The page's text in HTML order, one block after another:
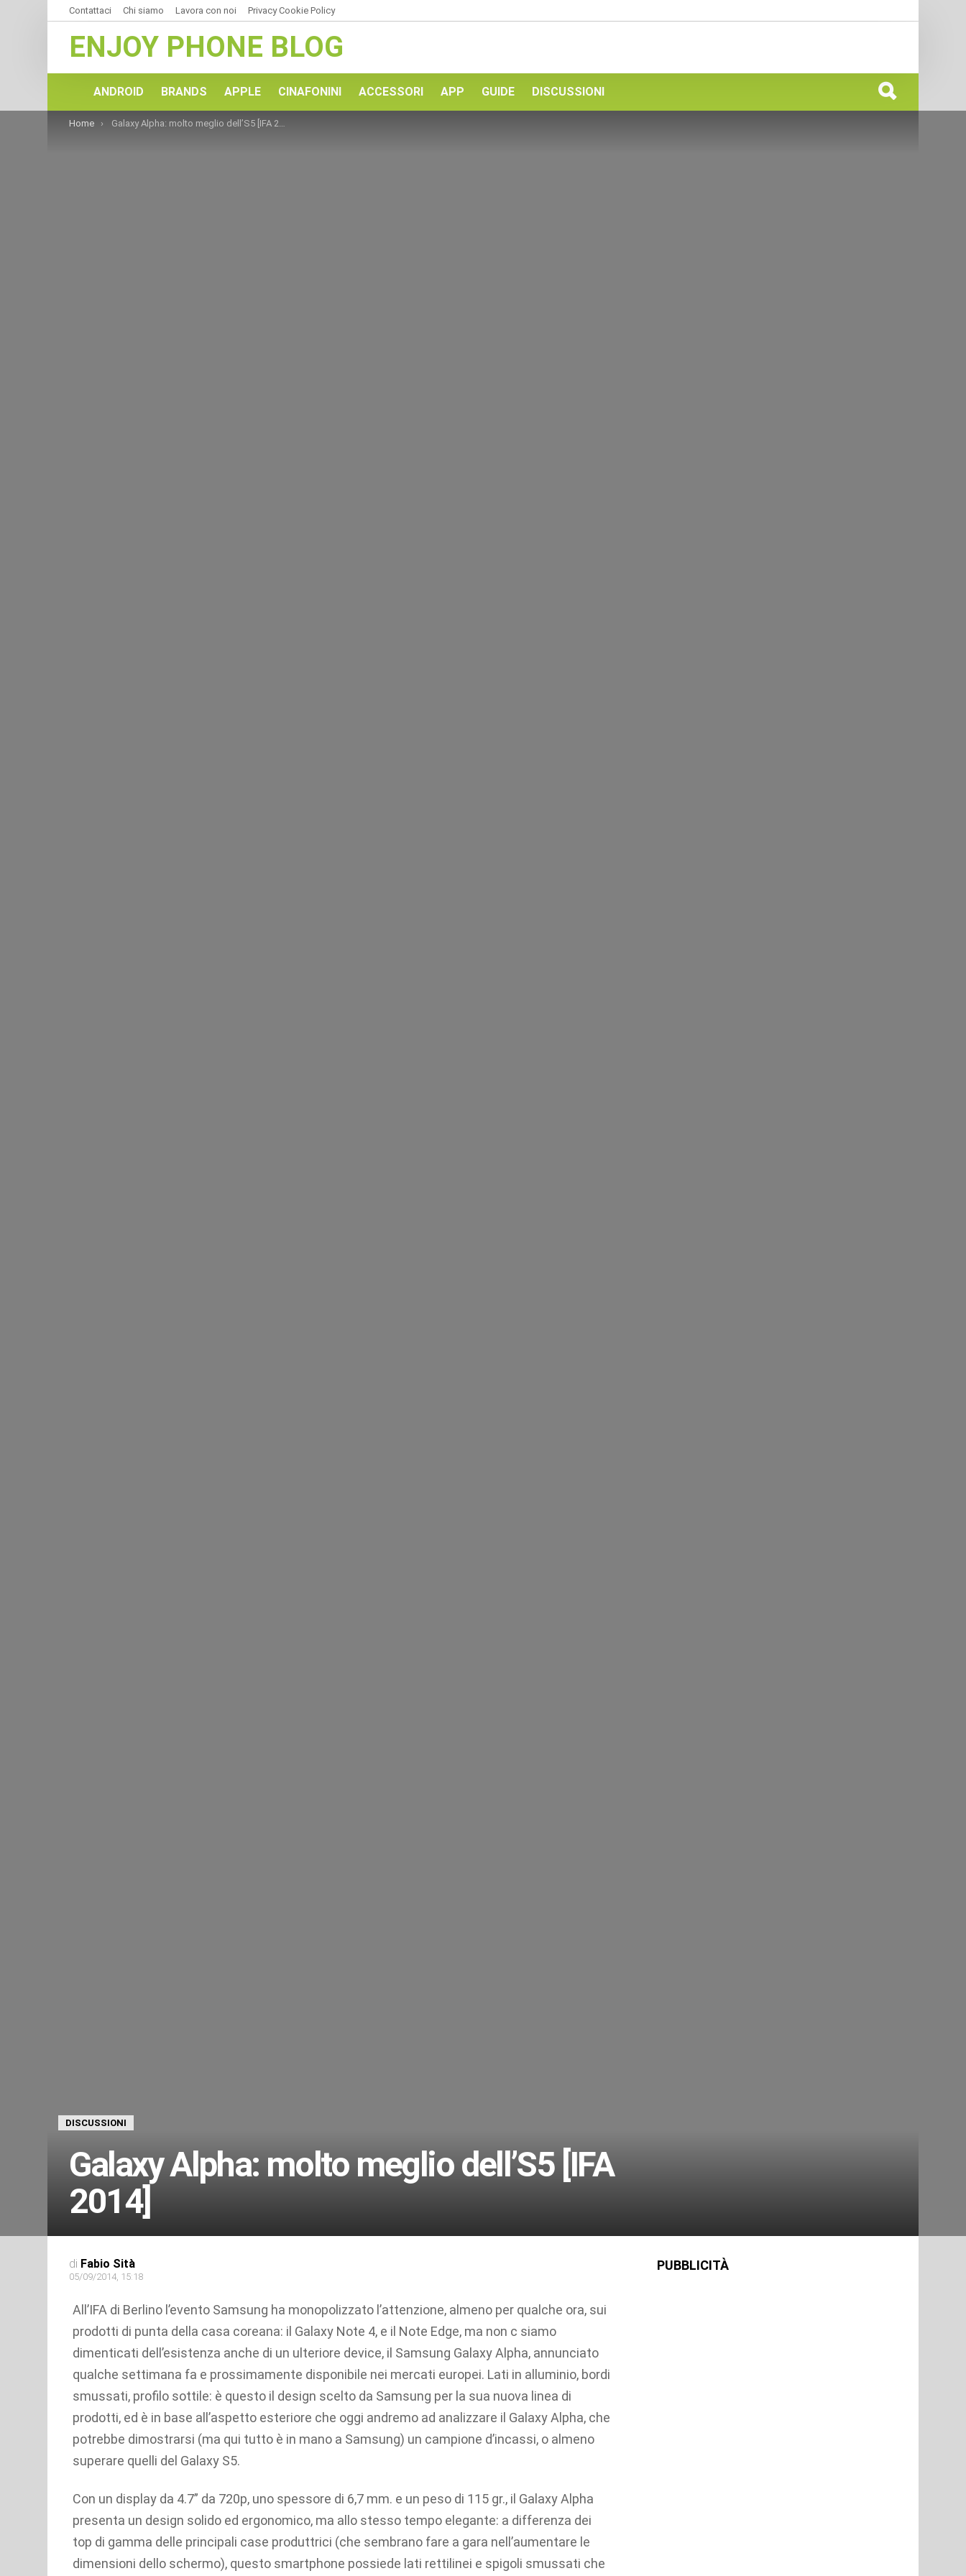
Contattaci Chi siamo Lavora con noi Privacy Cookie Policy
ENJOY PHONE BLOG
ANDROID BRANDS APPLE CINAFONINI ACCESSORI APP GUIDE DISCUSSIONI
You are here:
Home Galaxy Alpha: molto meglio dell’S5 [IFA 2014]
DISCUSSIONI
Galaxy Alpha: molto meglio dell’S5 [IFA
2014]
di Fabio Sità
05/09/2014, 15:18
All’IFA di Berlino l’evento Samsung ha monopolizzato l’attenzione, almeno per qualche ora, sui
prodotti di punta della casa coreana: il Galaxy Note 4, e il Note Edge, ma non c siamo
dimenticati dell’esistenza anche di un ulteriore device, il Samsung Galaxy Alpha, annunciato
qualche settimana fa e prossimamente disponibile nei mercati europei. Lati in alluminio, bordi
smussati, profilo sottile: è questo il design scelto da Samsung per la sua nuova linea di
prodotti, ed è in base all’aspetto esteriore che oggi andremo ad analizzare il Galaxy Alpha, che
potrebbe dimostrarsi (ma qui tutto è in mano a Samsung) un campione d’incassi, o almeno
superare quelli del Galaxy S5.
Con un display da 4.7” da 720p, uno spessore di 6,7 mm. e un peso di 115 gr., il Galaxy Alpha
presenta un design solido ed ergonomico, ma allo stesso tempo elegante: a differenza dei
top di gamma delle principali case produttrici (che sembrano fare a gara nell’aumentare le
dimensioni dello schermo), questo smartphone possiede lati rettilinei e spigoli smussati che
PUBBLICITÀ